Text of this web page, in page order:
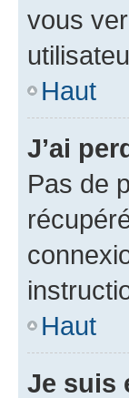
vous
Haut
J’ai
Pas de
Haut
Je suis